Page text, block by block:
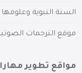
السنة النبوية وعلومها
موقع الترجمات
مواقع تطوير